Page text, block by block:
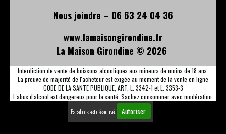
Nous joindre – 06 63 24 04 36
www.lamaisongirondine.fr
La Maison Girondine © 2026
Interdiction de vente de boissons alcooliques aux mineurs de moins de 18 ans.
La preuve de majorité de l'acheteur est exigée au moment de la vente en ligne
CODE DE LA SANTE PUBLIQUE, ART. L. 3342-1 et L. 3353-3
L'abus d'alcool est dangereux pour la santé. Sachez consommer avec modération.
Facebook est désactivé.
Autoriser